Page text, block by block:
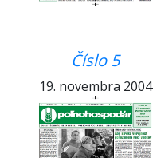
Číslo 5
19. novembra 2004